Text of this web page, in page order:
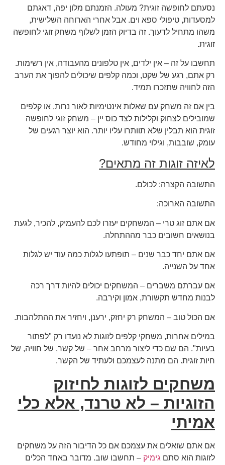
נסעתם לחופשה זוגית? מעולה. הזמנתם מלון יפה, דאגתם
למסעדות, טיפולי ספא וים. אבל אחרי הארוחה השלישית,
משהו מתחיל לדעוך. זה בדיוק הזמן לשלוף משחק זוגי לחופשה
זוגית.
תחשבו על זה – אין ילדים, אין טלפונים מהעבודה, אין רשימות.
רק אתם, רגע של שקט, וכמה קלפים שיכולים להפוך את הערב
הזה לחוויה שתזכרו תמיד.
בין אם זה משחק עם שאלות אינטימיות לאור נרות, או קלפים
שמובילים לצחוק וקלילות לצד כוס יין – משחק זוגי לחופשה
זוגית הוא תבלין שלא תוותרו עליו יותר. הוא יוצר רגעים של
עומק, שובבות, וגילוי מחודש.
לאיזה זוגות זה מתאים?
התשובה הקצרה: לכולם.
התשובה הארוכה:
אם אתם זוג טרי – המשחקים יעזרו לכם להעמיק, להכיר, לגעת
בנושאים חשובים כבר מההתחלה.
אם אתם יחד כבר שנים – תופתעו לגלות כמה עוד יש לגלות
אחד על השנייה.
אם עברתם משברים – המשחקים יכולים להיות דרך רכה
לבנות מחדש תקשורת, אמון וקירבה.
אם הכול טוב – המשחק רק יחזק, ירענן, ויחזיר את ההתלהבות.
במילים אחרות, משחקי קלפים לזוגות לא נועדו רק "לפתור
בעיות". הם שם כדי ליצור מרחב אחר – של קשר, של חוויה, של
חיות זוגית. הם מתנה לעצמכם ולעתיד של הקשר.
משחקים לזוגות לחיזוק
הזוגיות – לא טרנד, אלא כלי
אמיתי
אם אתם שואלים את עצמכם אם כל הדיבור הזה על משחקים
לזוגות הוא סתם גימיק – תחשבו שוב. מדובר באחד הכלים